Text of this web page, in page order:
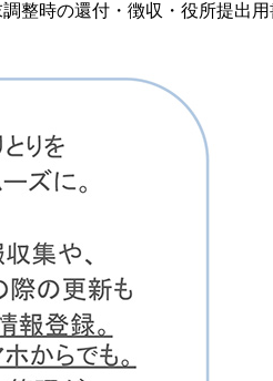
整時の還付・徴収・役所提出